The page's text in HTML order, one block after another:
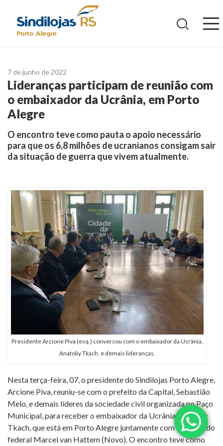
7 de junho de 2022
Lideranças participam de reunião com
o embaixador da Ucrânia, em Porto
Alegre
O encontro teve como pauta o apoio necessário
para que os 6,8 milhões de ucranianos consigam sair
da situação de guerra que vivem atualmente.
Presidente Arcione Piva (esq.) conversou com o embaixador da Ucrânia,
Anatoliy Tkach, e demais lideranças.
Nesta terça-feira, 07, o presidente do Sindilojas Porto Alegre,
Arcione Piva, reuniu-se com o prefeito da Capital, Sebastião
Melo, e demais líderes da sociedade civil organizada no Paço
Municipal, para receber o embaixador da Ucrânia, Anatoliy
Tkach, que está em Porto Alegre juntamente com o deputado
federal Marcel van Hattem (Novo). O encontro teve como